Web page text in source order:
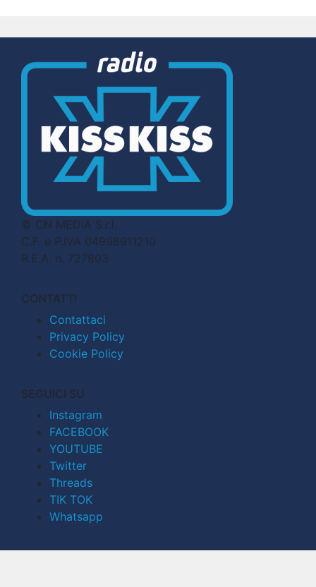
© CN MEDIA S.r.l.
C.F. e P.IVA 04998911210
R.E.A. n. 727803
CONTATTI
Contattaci
Privacy Policy
Cookie Policy
SEGUICI SU
Instagram
FACEBOOK
YOUTUBE
Twitter
Threads
TIK TOK
Whatsapp